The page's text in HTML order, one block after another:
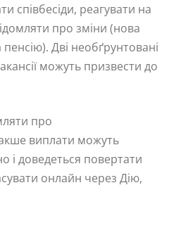
співбесіди, реагувати на
про зміни (нова
Дві необґрунтовані
можуть призвести до
про
виплати можуть
і доведеться повертати
онлайн через Дію,